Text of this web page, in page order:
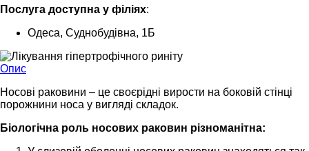
Послуга доступна у філіях:
Одеса, Суднобудівна, 1Б
Опис
Носові раковини – це своєрідні вирости на боковій стінці
порожнини носа у вигляді складок.
Біологічна роль носових раковин різноманітна: